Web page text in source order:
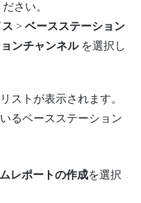
さい。
>ベースステーション
ンチャンネルを選択し
ストが表示されます。
るベースステーション
レポートの作成を選択